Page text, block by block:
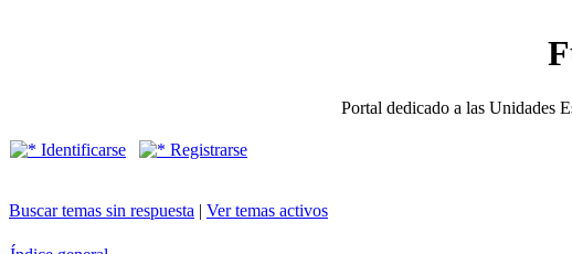
Portal dedicado a las Unidades
Identificarse
Registrarse
Buscar temas sin respuesta | Ver temas activos